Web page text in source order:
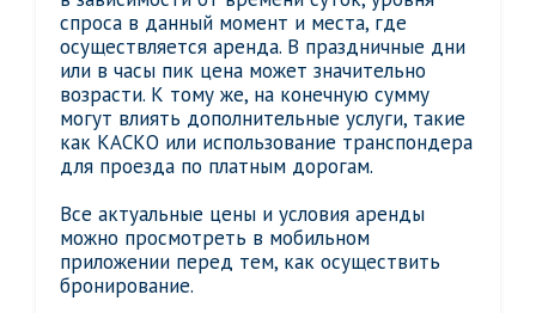
спроса в данный момент и места, где
осуществляется аренда. В праздничные дни
или в часы пик цена может значительно
возрасти. К тому же, на конечную сумму
могут влиять дополнительные услуги, такие
как КАСКО или использование транспондера
для проезда по платным дорогам.
Все актуальные цены и условия аренды
можно просмотреть в мобильном
приложении перед тем, как осуществить
бронирование.